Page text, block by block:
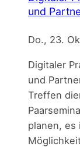
und
Do., 23.
Digitaler
und
Treffen
planen, es